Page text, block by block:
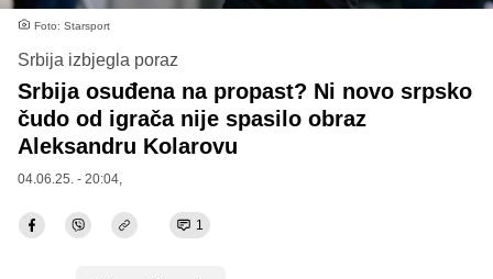
Foto: Starsport
Srbija izbjegla poraz
Srbija osuđena na propast? Ni novo srpsko
čudo od igrača nije spasilo obraz
Aleksandru Kolarovu
04.06.25. - 20:04,
1